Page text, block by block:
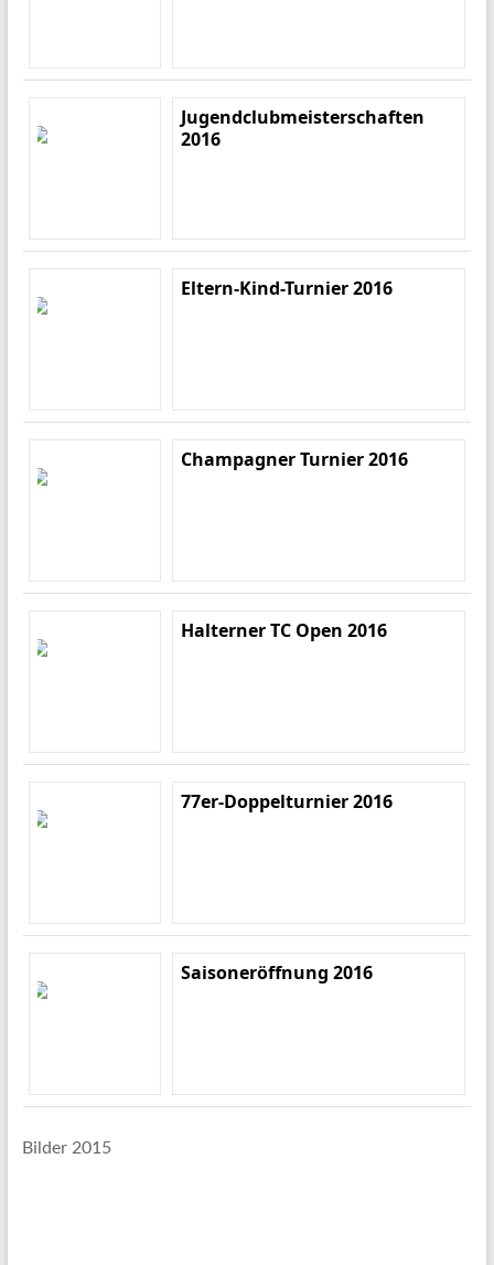
Jugendclubmeisterschaften
2016
Eltern-Kind-Turnier 2016
Champagner Turnier 2016
Halterner TC Open 2016
77er-Doppelturnier 2016
Saisoneröffnung 2016
Bilder 2015